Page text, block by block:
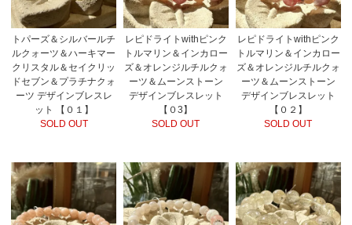
トパーズ＆シルバールチ
ルクォーツ＆ハーキマー
クリスタル＆セイクリッ
ドセブン＆プラチナクォ
ーツ デザインブレスレ
ット 【０１】
SOLD OUT
レピドライトwithピンク
トルマリン＆インカロー
ズ＆オレンジルチルクォ
ーツ＆ムーンストーン
デザインブレスレット
【０3】
SOLD OUT
レピドライトwithピンク
トルマリン＆インカロー
ズ＆オレンジルチルクォ
ーツ＆ムーンストーン
デザインブレスレット
【０２】
SOLD OUT